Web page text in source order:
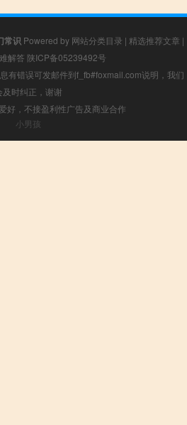
常识Powered by 网站分类目录 | 精选推荐文章 |
解答 陕ICP备05239492号
有错误可发邮件到f_fb#foxmail.com说明，我们
及时纠正，谢谢
好，不接盈利性广告及商业合作
小男孩